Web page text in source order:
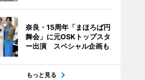
奈良・15周年「まほろば円
舞会」に元OSKトップスタ
ー出演 スペシャル企画も
もっと見る